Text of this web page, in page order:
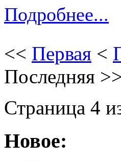
Подробнее...
<< Первая <
Последняя
Страница 4
Новое: